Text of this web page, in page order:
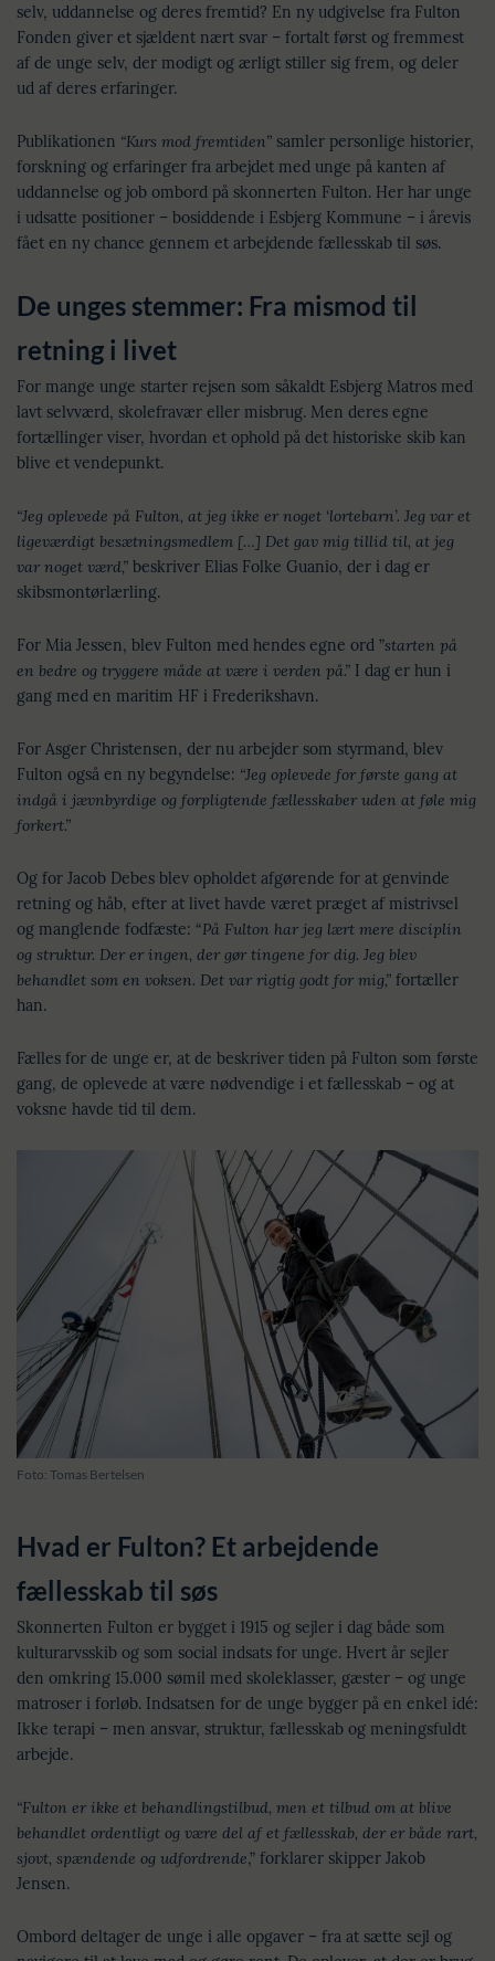
selv, uddannelse og deres fremtid? En ny udgivelse fra Fulton
Fonden giver et sjældent nært svar – fortalt først og fremmest
af de unge selv, der modigt og ærligt stiller sig frem, og deler
ud af deres erfaringer.
Publikationen “Kurs mod fremtiden” samler personlige historier,
forskning og erfaringer fra arbejdet med unge på kanten af
uddannelse og job ombord på skonnerten Fulton. Her har unge
i udsatte positioner – bosiddende i Esbjerg Kommune – i årevis
fået en ny chance gennem et arbejdende fællesskab til søs.
De unges stemmer: Fra mismod til
retning i livet
For mange unge starter rejsen som såkaldt Esbjerg Matros med
lavt selvværd, skolefravær eller misbrug. Men deres egne
fortællinger viser, hvordan et ophold på det historiske skib kan
blive et vendepunkt.
“Jeg oplevede på Fulton, at jeg ikke er noget ‘lortebarn’. Jeg var et
ligeværdigt besætningsmedlem […] Det gav mig tillid til, at jeg
var noget værd,” beskriver Elias Folke Guanio, der i dag er
skibsmontørlærling.
For Mia Jessen, blev Fulton med hendes egne ord ”starten på
en bedre og tryggere måde at være i verden på.” I dag er hun i
gang med en maritim HF i Frederikshavn.
For Asger Christensen, der nu arbejder som styrmand, blev
Fulton også en ny begyndelse: “Jeg oplevede for første gang at
indgå i jævnbyrdige og forpligtende fællesskaber uden at føle mig
forkert.”
Og for Jacob Debes blev opholdet afgørende for at genvinde
retning og håb, efter at livet havde været præget af mistrivsel
og manglende fodfæste: “På Fulton har jeg lært mere disciplin
og struktur. Der er ingen, der gør tingene for dig. Jeg blev
behandlet som en voksen. Det var rigtig godt for mig,” fortæller
han.
Fælles for de unge er, at de beskriver tiden på Fulton som første
gang, de oplevede at være nødvendige i et fællesskab – og at
voksne havde tid til dem.
Foto: Tomas Bertelsen
Hvad er Fulton? Et arbejdende
fællesskab til søs
Skonnerten Fulton er bygget i 1915 og sejler i dag både som
kulturarvsskib og som social indsats for unge. Hvert år sejler
den omkring 15.000 sømil med skoleklasser, gæster – og unge
matroser i forløb. Indsatsen for de unge bygger på en enkel idé:
Ikke terapi – men ansvar, struktur, fællesskab og meningsfuldt
arbejde.
“Fulton er ikke et behandlingstilbud, men et tilbud om at blive
behandlet ordentligt og være del af et fællesskab, der er både rart,
sjovt, spændende og udfordrende,” forklarer skipper Jakob
Jensen.
Ombord deltager de unge i alle opgaver – fra at sætte sejl og